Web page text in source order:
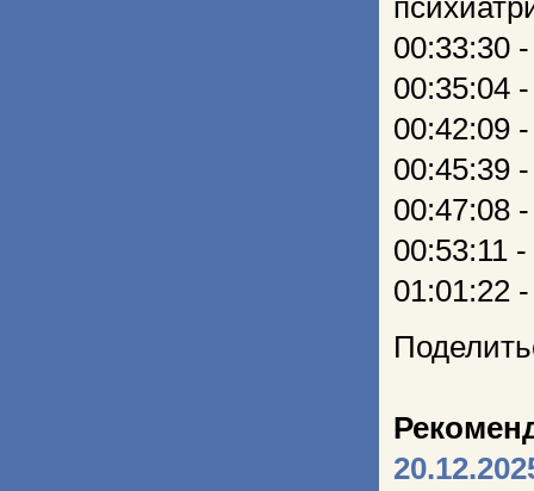
00:33:30
00:35:04
00:42:09
00:45:39
00:47:08
00:53:11 -
01:01:22